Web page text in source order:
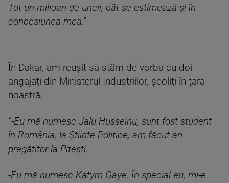
Tot un milioan de uncii, cât se estimează și în
concesiunea mea.”
În Dakar, am reușit să stăm de vorba cu doi
angajați din Ministerul Industriilor, școliți în țara
noastră.
“-Eu mă numesc Jalu Husseinu, sunt fost student
în România, la Științe Politice, am făcut an
pregătitor la Pitești.
-Eu mă numesc Katym Gaye. În special eu, mi-e